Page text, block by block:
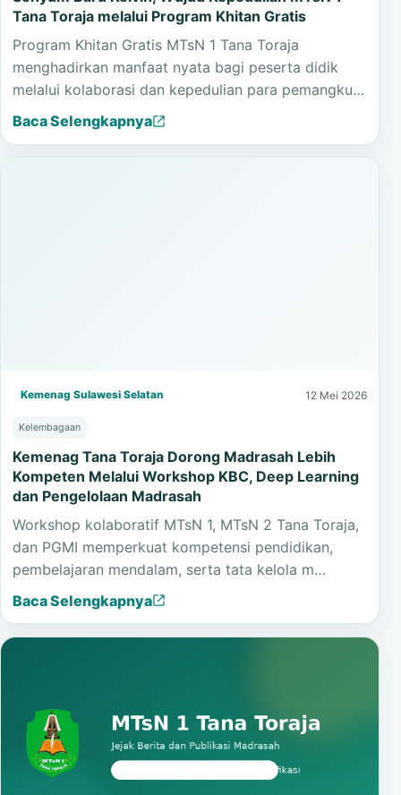
Tana Toraja melalui Program Khitan Gratis
Program Khitan Gratis MTsN 1 Tana Toraja
menghadirkan manfaat nyata bagi peserta didik
melalui kolaborasi dan kepedulian para pemangku…
Baca Selengkapnya
Kemenag Sulawesi Selatan 12 Mei 2026
Kelembagaan
Kemenag Tana Toraja Dorong Madrasah Lebih
Kompeten Melalui Workshop KBC, Deep Learning
dan Pengelolaan Madrasah
Workshop kolaboratif MTsN 1, MTsN 2 Tana Toraja,
dan PGMI memperkuat kompetensi pendidikan,
pembelajaran mendalam, serta tata kelola m…
Baca Selengkapnya